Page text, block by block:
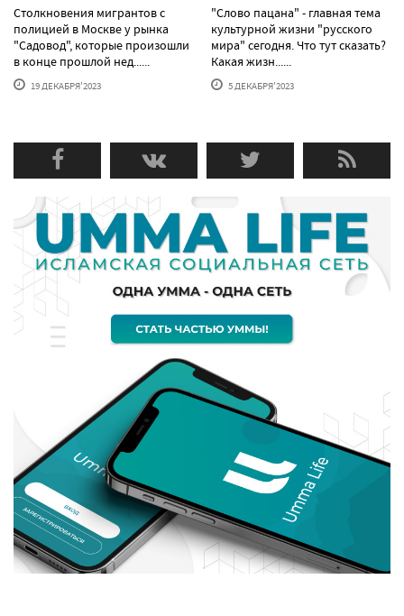
Столкновения мигрантов с
полицией в Москве у рынка
"Садовод", которые произошли
в конце прошлой нед......
19 ДЕКАБРЯ'2023
"Слово пацана" - главная тема
культурной жизни "русского
мира" сегодня. Что тут сказать?
Какая жизн......
5 ДЕКАБРЯ'2023